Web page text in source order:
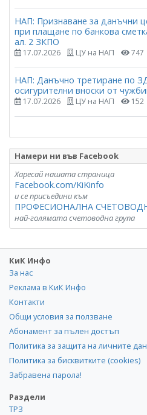
НАП: Признаване за данъчни
при плащане по банкова
ал. 2 ЗКПО
17.07.2026 ЦУ на НАП 747
НАП: Данъчно третиране по
осигурителни вноски от
17.07.2026 ЦУ на НАП 152
Намери ни във Facebook
Харесай нашата страница
Facebook.com/KiKinfo
и се присъедини към
ПРОФЕСИОНАЛНА
най-голямата счетоводна група
КиК Инфо
За нас
Реклама в КиК Инфо
Контакти
Общи условия за ползване
Абонамент за пълен достъп
Политика за защита на личните
Политика за бисквитките (cookies)
Забравена парола!
Раздели
ТРЗ